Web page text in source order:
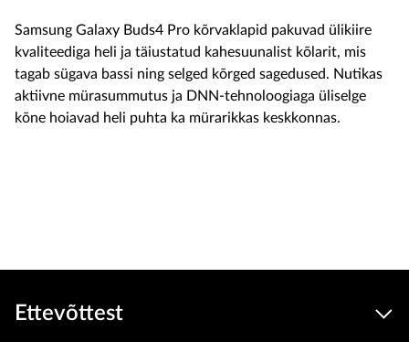
Samsung Galaxy Buds4 Pro kõrvaklapid pakuvad ülikiire
kvaliteediga heli ja täiustatud kahesuunalist kõlarit, mis
tagab sügava bassi ning selged kõrged sagedused. Nutikas
aktiivne mürasummutus ja DNN-tehnoloogiaga üliselge
kõne hoiavad heli puhta ka mürarikkas keskkonnas.
Ettevõttest